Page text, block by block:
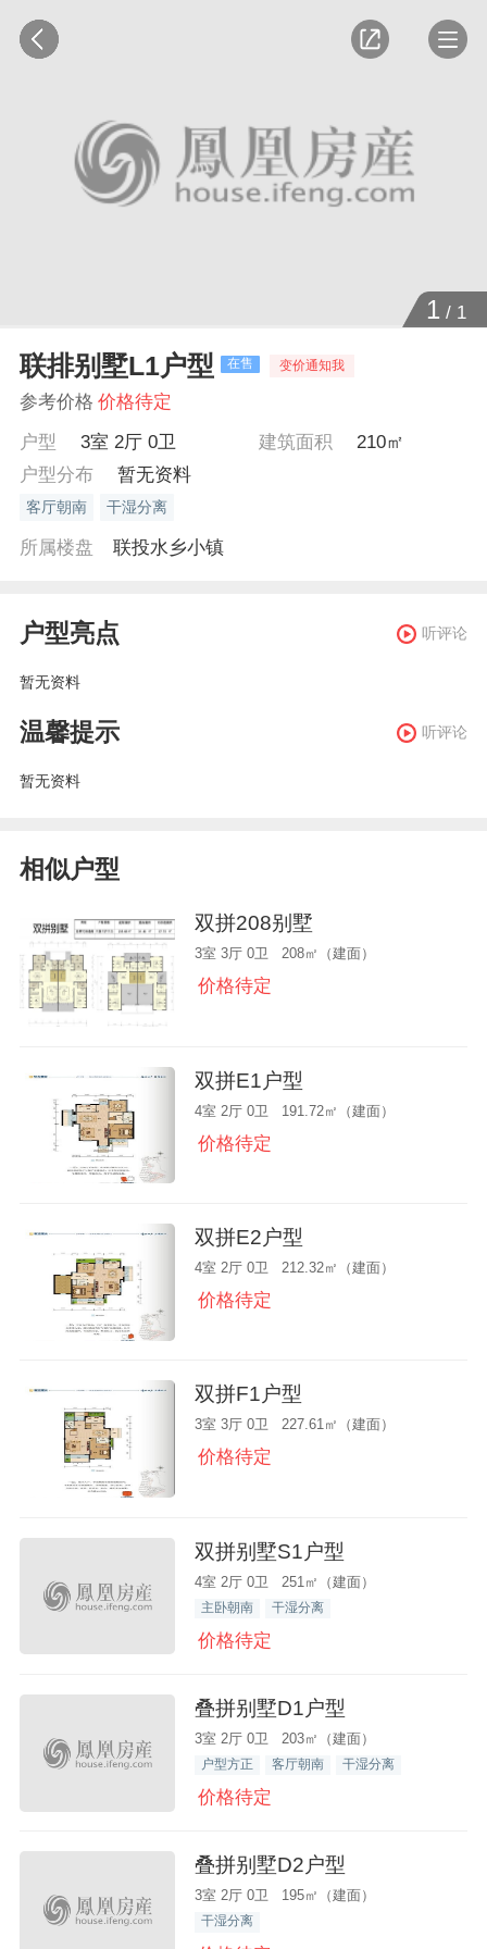
1/ 1
联排别墅L1户型 在售 变价通知我
参考价格 价格待定
户型
3室 2厅 0卫 建筑面积
210㎡
户型分布
暂无资料
客厅朝南 干湿分离
所属楼盘 联投水乡小镇
户型亮点 听评论
暂无资料
温馨提示 听评论
暂无资料
相似户型
双拼208别墅
3室 3厅 0卫 208㎡（建面）
价格待定
双拼E1户型
4室 2厅 0卫 191.72㎡（建面）
价格待定
双拼E2户型
4室 2厅 0卫 212.32㎡（建面）
价格待定
双拼F1户型
3室 3厅 0卫 227.61㎡（建面）
价格待定
双拼别墅S1户型
4室 2厅 0卫 251㎡（建面）
主卧朝南 干湿分离
价格待定
叠拼别墅D1户型
3室 2厅 0卫 203㎡（建面）
户型方正 客厅朝南 干湿分离
价格待定
叠拼别墅D2户型
3室 2厅 0卫 195㎡（建面）
干湿分离